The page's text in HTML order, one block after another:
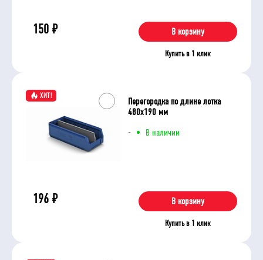
150 ₽ В корзину
Купить в 1 клик
ХИТ!
- В наличии
Перегородка по длине лотка
480х190 мм
196 ₽ В корзину
Купить в 1 клик